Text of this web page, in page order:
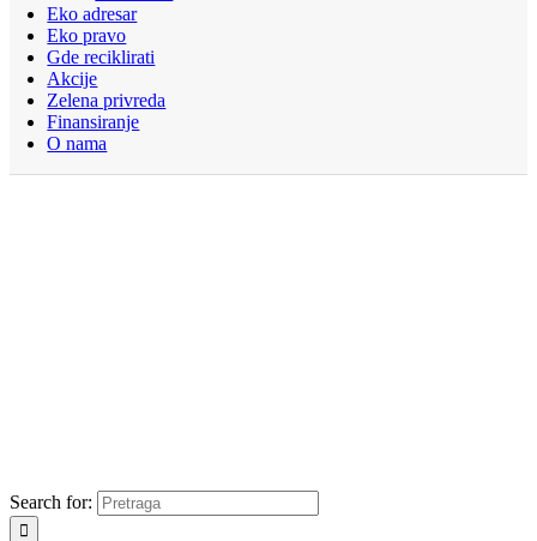
Eko adresar
Eko pravo
Gde reciklirati
Akcije
Zelena privreda
Finansiranje
O nama
Search for: